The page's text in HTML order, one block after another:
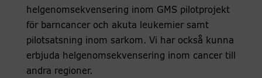
helgenomsekvensering inom GMS pilotprojekt
för barncancer och akuta leukemier samt
pilotsatsning inom sarkom. Vi har också kunna
erbjuda helgenomsekvensering inom cancer till
andra regioner.